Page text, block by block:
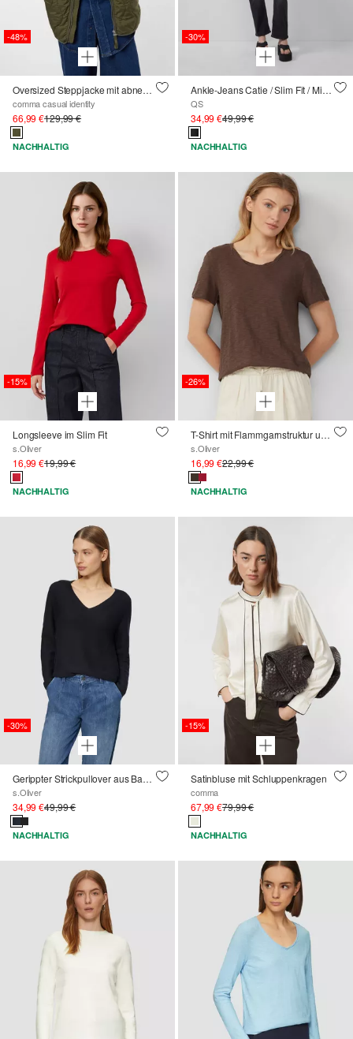
-48%
Oversized Steppjacke mit abnehmbarem Teddykragen
comma casual identity
66,99 €129,99 €
NACHHALTIG
-30%
Ankle-Jeans Catie / Slim Fit / Mid Rise / Straight Leg / Super Stretch
QS
34,99 €49,99 €
NACHHALTIG
-15%
Longsleeve im Slim Fit
s.Oliver
16,99 €19,99 €
NACHHALTIG
-26%
T-Shirt mit Flammgarnstruktur und Ausschnitt-Detail
s.Oliver
16,99 €22,99 €
NACHHALTIG
-30%
Gerippter Strickpullover aus Baumwollmix mit V-Ausschnitt
s.Oliver
34,99 €49,99 €
NACHHALTIG
-15%
Satinbluse mit Schluppenkragen
comma
67,99 €79,99 €
NACHHALTIG